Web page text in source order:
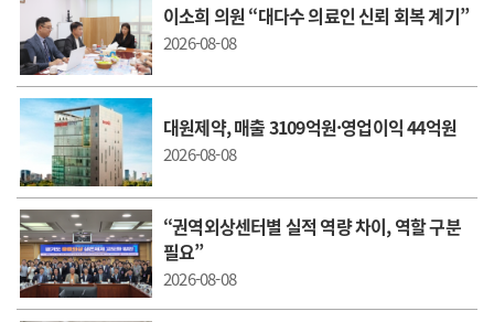
이소희 의원 “대다수 의료인 신뢰 회복 계기”
2026-08-08
대원제약, 매출 3109억원·영업이익 44억원
2026-08-08
“권역외상센터별 실적 역량 차이, 역할 구분
필요”
2026-08-08